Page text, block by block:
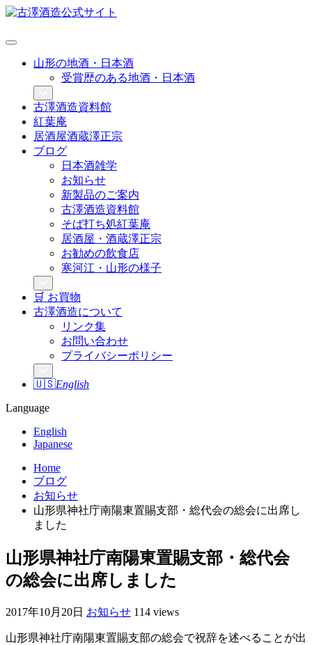
山形の地酒・日本酒
受賞歴のある地酒・日本酒
古澤酒造資料館
紅葉庵
居酒屋酒蔵澤正宗
ブログ
日本酒雑学
お知らせ
新製品のご案内
古澤酒造資料館
そば打ち処紅葉庵
居酒屋・酒蔵澤正宗
お勧めの飲食店
寒河江・山形の様子
🛒 お買物
古澤酒造について
リンク集
お問い合わせ
プライバシーポリシー
🇺🇸English
Language
English
Japanese
Home
ブログ
お知らせ
山形県神社庁南陽東置賜支部・総代会の総会に出席し
ました
山形県神社庁南陽東置賜支部・総代会
の総会に出席しました
2017年10月20日 お知らせ 114 views
山形県神社庁南陽東置賜支部の総会で祝辞を述べることが出